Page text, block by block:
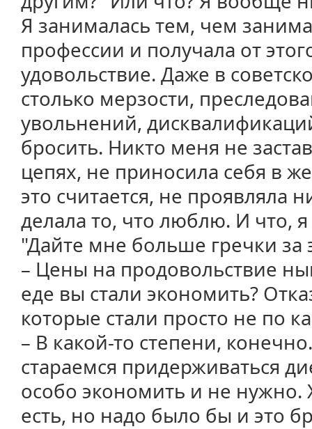
Я занималась тем, чем
профессии и получала от
удовольствие. Даже в
столько мерзости,
увольнений,
бросить. Никто меня не
цепях, не приносила себя в
это считается, не проявляла
делала то, что люблю. И что,
"Дайте мне больше гречки за
– Цены на продовольствие
еде вы стали экономить?
которые стали просто не по
– В какой-то степени,
стараемся придерживаться
особо экономить и не нужно.
есть, но надо было бы и это